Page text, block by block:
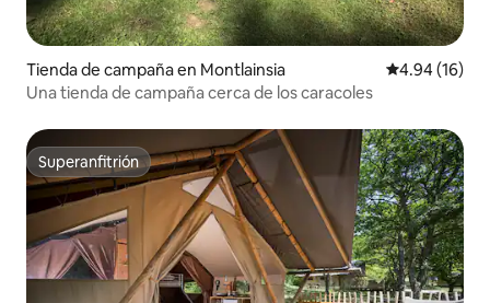
Tienda de campaña en Montlainsia Calificación
4.94 (16)
Una tienda de campaña cerca de los caracoles
Superanfitrión
Superanfitrión